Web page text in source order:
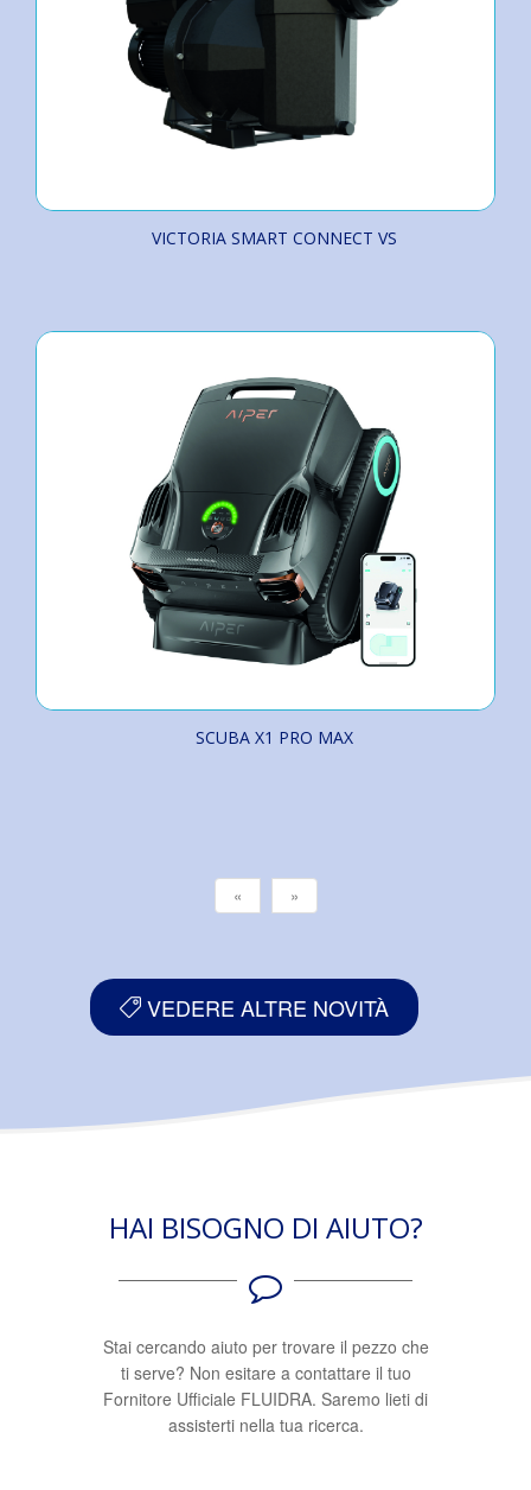
VICTORIA SMART CONNECT VS
SCUBA X1 PRO MAX
« »
VEDERE ALTRE NOVITÀ
HAI BISOGNO DI AIUTO?
Stai cercando aiuto per trovare il pezzo che
ti serve? Non esitare a contattare il tuo
Fornitore Ufficiale FLUIDRA. Saremo lieti di
assisterti nella tua ricerca.